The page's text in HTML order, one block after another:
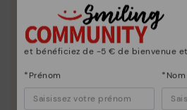
et bénéficiez de -5 € de bienvenue et
*Prénom *Nom